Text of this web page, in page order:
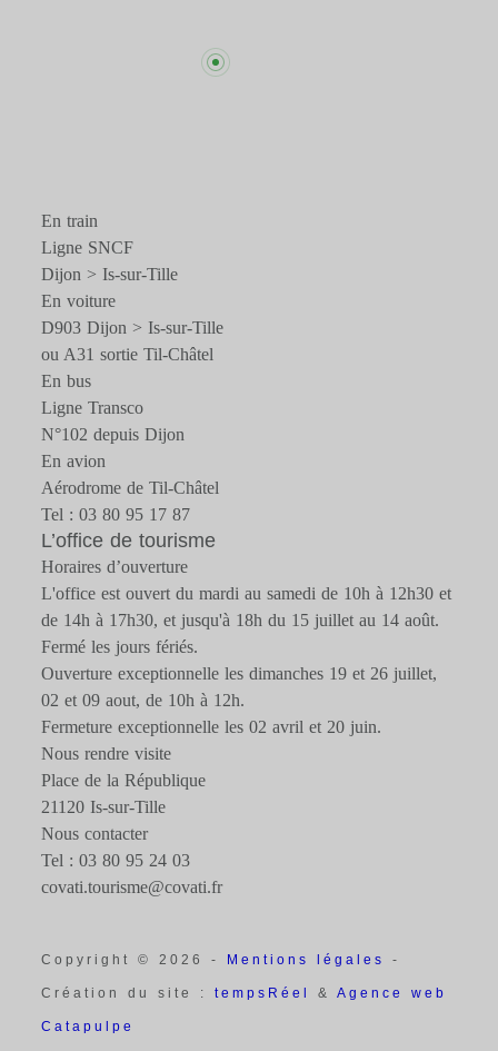
En train
Ligne SNCF
Dijon > Is-sur-Tille
En voiture
D903 Dijon > Is-sur-Tille
ou A31 sortie Til-Châtel
En bus
Ligne Transco
N°102 depuis Dijon
En avion
Aérodrome de Til-Châtel
Tel : 03 80 95 17 87
L’office de tourisme
Horaires d’ouverture
L'office est ouvert du mardi au samedi de 10h à 12h30 et
de 14h à 17h30, et jusqu'à 18h du 15 juillet au 14 août.
Fermé les jours fériés.
Ouverture exceptionnelle les dimanches 19 et 26 juillet,
02 et 09 aout, de 10h à 12h.
Fermeture exceptionnelle les 02 avril et 20 juin.
Nous rendre visite
Place de la République
21120 Is-sur-Tille
Nous contacter
Tel : 03 80 95 24 03
covati.tourisme@covati.fr
Copyright © 2026 - Mentions légales -
Création du site :tempsRéel&Agence web
Catapulpe